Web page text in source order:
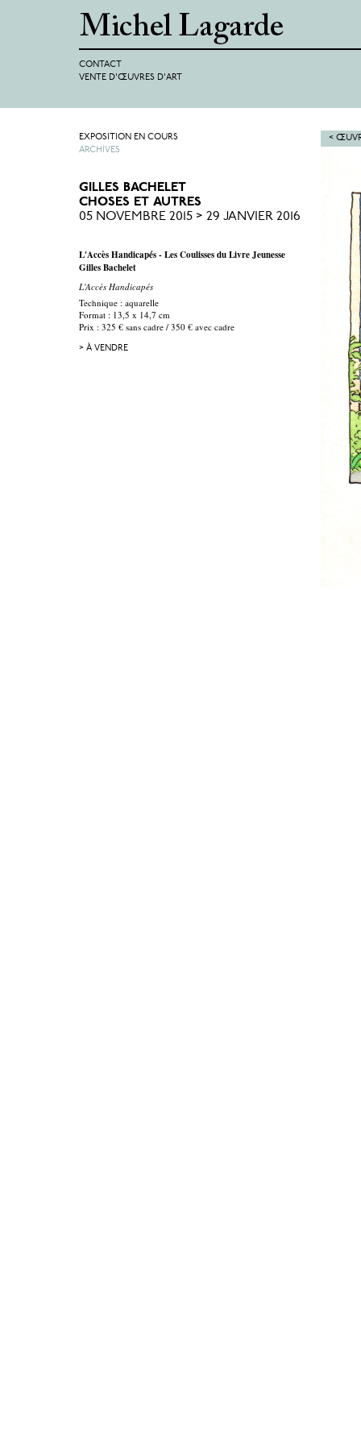
CONTACT
VENTE D'ŒUVRES D'ART
<
EXPOSITION EN COURS
ARCHIVES
GILLES BACHELET
CHOSES ET AUTRES
05 NOVEMBRE 2015 > 29 JANVIER 2016
L'Accès Handicapés - Les Coulisses du Livre Jeunesse
Gilles Bachelet
L'Accès Handicapés
Technique : aquarelle
Format : 13,5 x 14,7 cm
Prix : 325 € sans cadre / 350 € avec cadre
> À VENDRE